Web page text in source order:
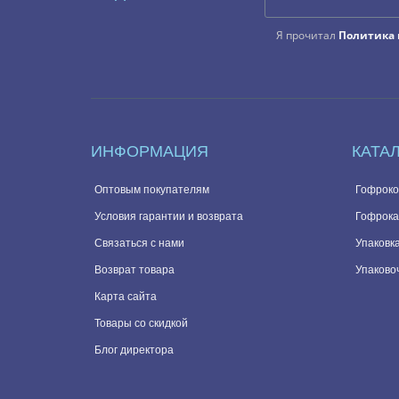
Я прочитал Политика
ИНФОРМАЦИЯ
Оптовым покупателям
Условия гарантии и возврата
Связаться с нами
Возврат товара
Карта сайта
Товары со скидкой
Блог директора